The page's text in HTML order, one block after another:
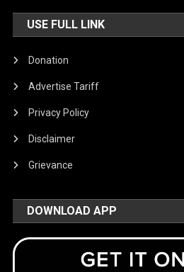
USE FULL LINK
Donation
Advertise Tariff
Privacy Policy
Disclaimer
Grievance
DOWNLOAD APP